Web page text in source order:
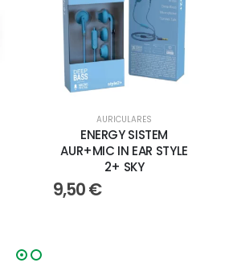
RATÓN INALÁMBRICO
LOGITECH M185
AURICULARES
ENERGY SISTEM
AUR+MIC IN EAR STYLE
2+ SKY
9,50€